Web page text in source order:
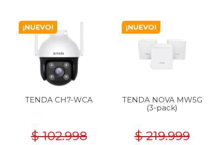
¡NUEVO!
TENDA CH7-WCA
$ 102.998
¡NUEVO!
TENDA NOVA MW5G
(3-pack)
$ 219.999